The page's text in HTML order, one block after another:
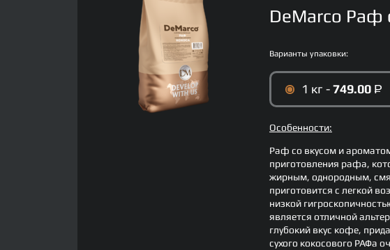
DeMarco Раф
Варианты упаковки:
1 кг -749.00 Р
Особенности:
Раф со вкусом и
приготовления рафа,
жирным, однородным,
приготовится с легкой
низкой
является отличной
глубокий вкус кофе,
сухого кокосового РАФа